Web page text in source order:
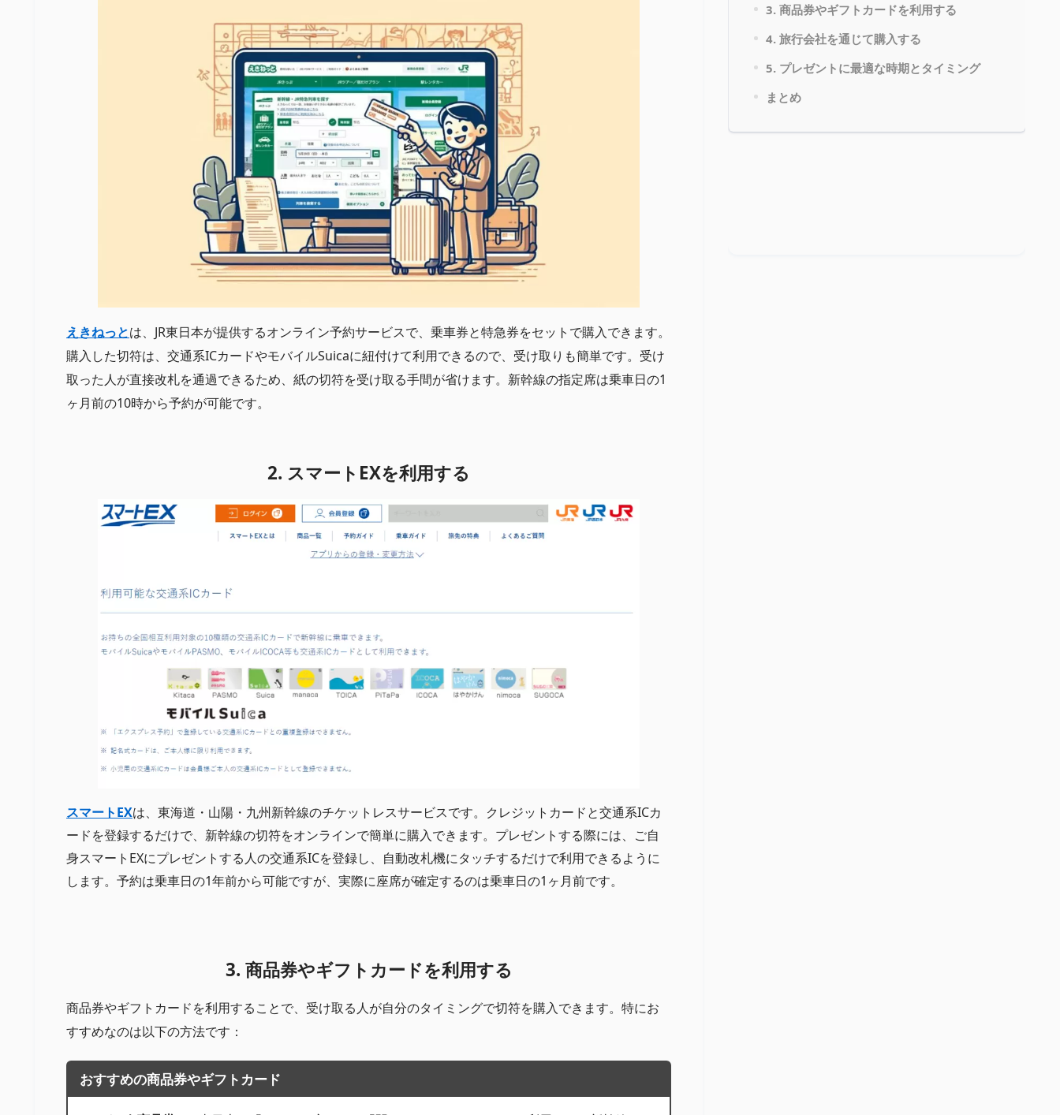
えきねっとは、JR東日本が提供するオンライン予約サービスで、乗車券と特急券をセットで購入できます。
購入した切符は、交通系ICカードやモバイルSuicaに紐付けて利用できるので、受け取りも簡単です。受け
取った人が直接改札を通過できるため、紙の切符を受け取る手間が省けます。新幹線の指定席は乗車日の1
ヶ月前の10時から予約が可能です。
2. スマートEXを利用する
スマートEXは、東海道・山陽・九州新幹線のチケットレスサービスです。クレジットカードと交通系ICカ
ードを登録するだけで、新幹線の切符をオンラインで簡単に購入できます。プレゼントする際には、ご自
身スマートEXにプレゼントする人の交通系ICを登録し、自動改札機にタッチするだけで利用できるように
します。予約は乗車日の1年前から可能ですが、実際に座席が確定するのは乗車日の1ヶ月前です。
3. 商品券やギフトカードを利用する
商品券やギフトカードを利用することで、受け取る人が自分のタイミングで切符を購入できます。特にお
すすめなのは以下の方法です：
おすすめの商品券やギフトカード
3. 商品券やギフトカードを利用する
4. 旅行会社を通じて購入する
5. プレゼントに最適な時期とタイミング
まとめ